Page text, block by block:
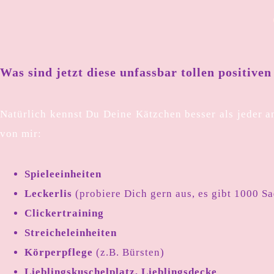
Was sind jetzt diese unfassbar tollen
Natürlich kennst Du Deine Kätzchen besser als jeder
von mir:
Spieleeinheiten
Leckerlis (probiere Dich gern aus, es gibt 1000
Clickertraining
Streicheleinheiten
Körperpflege (z.B. Bürsten)
Lieblingskuschelplatz, Lieblingsdecke